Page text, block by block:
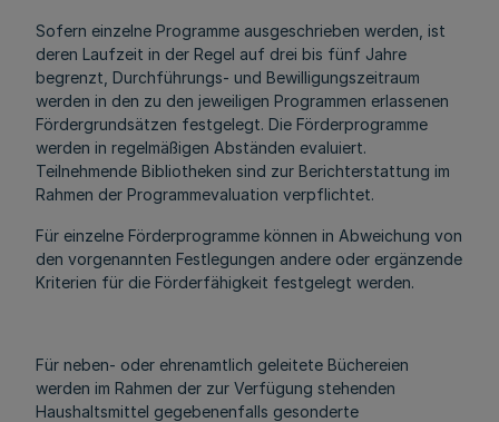
Sofern einzelne Programme ausgeschrieben werden, ist
deren Laufzeit in der Regel auf drei bis fünf Jahre
begrenzt, Durchführungs- und Bewilligungszeitraum
werden in den zu den jeweiligen Programmen erlassenen
Fördergrundsätzen festgelegt. Die Förderprogramme
werden in regelmäßigen Abständen evaluiert.
Teilnehmende Bibliotheken sind zur Berichterstattung im
Rahmen der Programmevaluation verpflichtet.
Für einzelne Förderprogramme können in Abweichung von
den vorgenannten Festlegungen andere oder ergänzende
Kriterien für die Förderfähigkeit festgelegt werden.
Für neben- oder ehrenamtlich geleitete Büchereien
werden im Rahmen der zur Verfügung stehenden
Haushaltsmittel gegebenenfalls gesonderte